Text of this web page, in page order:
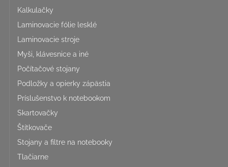
Kalkulačky
Laminovacie fólie lesklé
Laminovacie stroje
Myši, klávesnice a iné
Počítačové stojany
Podložky a opierky zápästia
Príslušenstvo k notebookom
Skartovačky
Štítkovače
Stojany a filtre na notebooky
Tlačiarne